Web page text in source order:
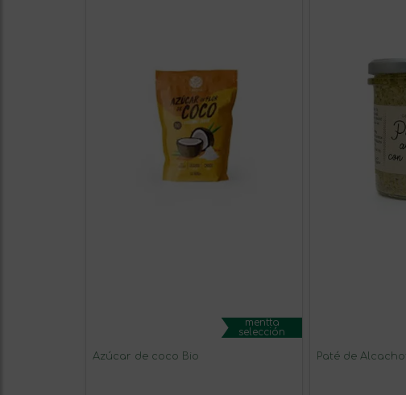
mentta
selección
Azúcar de coco Bio Paté de